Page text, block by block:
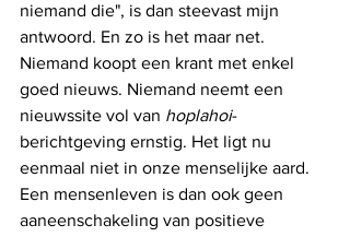
niemand die", is dan steevast mijn
antwoord. En zo is het maar net.
Niemand koopt een krant met enkel
goed nieuws. Niemand neemt een
nieuwssite vol van hoplahoi-
berichtgeving ernstig. Het ligt nu
eenmaal niet in onze menselijke aard.
Een mensenleven is dan ook geen
aaneenschakeling van positieve